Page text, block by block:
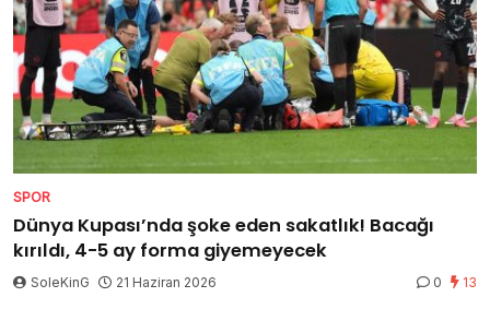
SPOR
Dünya Kupası’nda şoke eden sakatlık! Bacağı
kırıldı, 4-5 ay forma giyemeyecek
SoleKinG 21 Haziran 2026 0 13